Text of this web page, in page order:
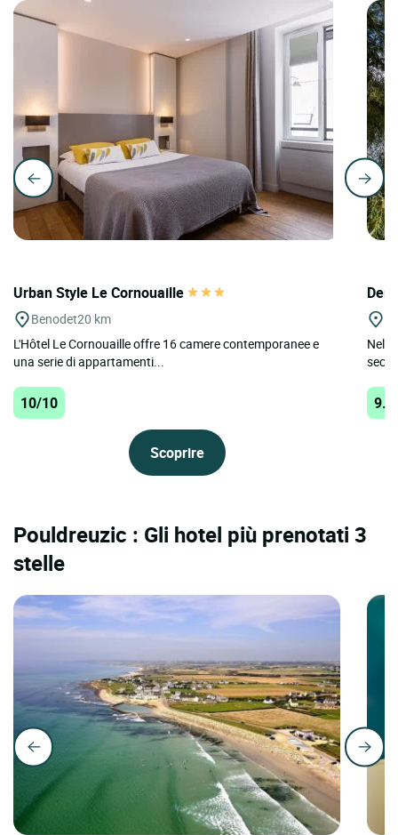
Urban Style Le Cornouaille
Benodet20 km
L'Hôtel Le Cornouaille offre 16 camere contemporanee e
una serie di appartamenti...
10/10
Scoprire
Nel
Pouldreuzic : Gli hotel più prenotati 3
stelle